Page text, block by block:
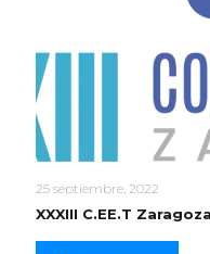
25 septiembre, 2022
XXXIII C.EE.T